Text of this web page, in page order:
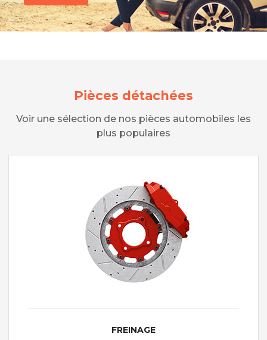
Pièces détachées
Voir une sélection de nos pièces automobiles les
plus populaires
FREINAGE